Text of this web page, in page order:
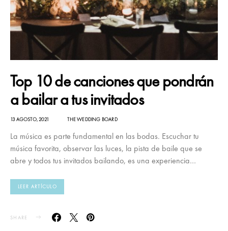
Top 10 de canciones que pondrán
a bailar a tus invitados
13 AGOSTO, 2021 THE WEDDING BOARD
La música es parte fundamental en las bodas. Escuchar tu
música favorita, observar las luces, la pista de baile que se
abre y todos tus invitados bailando, es una experiencia…
LEER ARTÍCULO
SHARE